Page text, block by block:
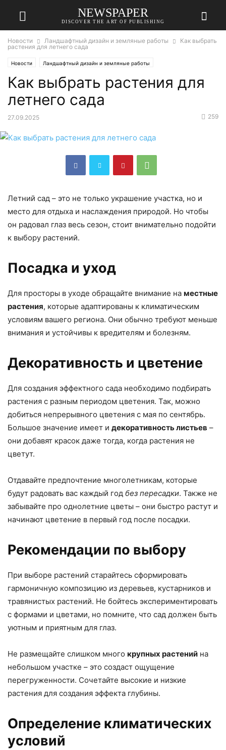
NEWSPAPER
DISCOVER THE ART OF PUBLISHING
Новости Ландшафтный дизайн и земляные работы
Как выбрать
растения для летнего сада
Новости Ландшафтный дизайн и земляные работы
Как выбрать растения для
летнего сада
27.09.2025 259
Летний сад – это не только украшение участка, но и
место для отдыха и наслаждения природой. Но чтобы
он радовал глаз весь сезон, стоит внимательно подойти
к выбору растений.
Посадка и уход
Для просторы в уходе обращайте внимание на местные
растения, которые адаптированы к климатическим
условиям вашего региона. Они обычно требуют меньше
внимания и устойчивы к вредителям и болезням.
Декоративность и цветение
Для создания эффектного сада необходимо подбирать
растения с разным периодом цветения. Так, можно
добиться непрерывного цветения с мая по сентябрь.
Большое значение имеет и декоративность листьев –
они добавят красок даже тогда, когда растения не
цветут.
Отдавайте предпочтение многолетникам, которые
будут радовать вас каждый год без пересадки. Также не
забывайте про однолетние цветы – они быстро растут и
начинают цветение в первый год после посадки.
Рекомендации по выбору
При выборе растений старайтесь сформировать
гармоничную композицию из деревьев, кустарников и
травянистых растений. Не бойтесь экспериментировать
с формами и цветами, но помните, что сад должен быть
уютным и приятным для глаз.
Не размещайте слишком много крупных растений на
небольшом участке – это создаст ощущение
перегруженности. Сочетайте высокие и низкие
растения для создания эффекта глубины.
Определение климатических
условий